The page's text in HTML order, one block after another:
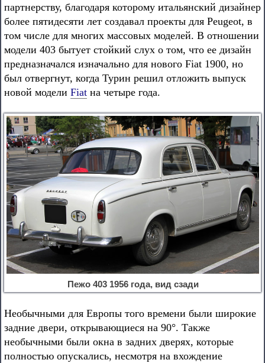
партнерству, благодаря которому итальянский дизайнер
более пятидесяти лет создавал проекты для Peugeot, в
том числе для многих массовых моделей. В отношении
модели 403 бытует стойкий слух о том, что ее дизайн
предназначался изначально для нового Fiat 1900, но
был отвергнут, когда Турин решил отложить выпуск
новой модели Fiat на четыре года.
Пежо 403 1956 года, вид сзади
Необычными для Европы того времени были широкие
задние двери, открывающиеся на 90°. Также
необычными были окна в задних дверях, которые
полностью опускались, несмотря на вхождение